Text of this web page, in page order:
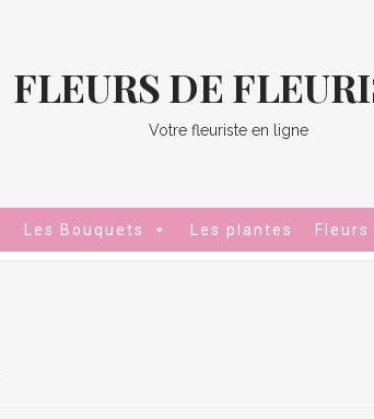
FLEURS DE
Votre fleuriste en ligne
Les Bouquets Les plantes Fleurs